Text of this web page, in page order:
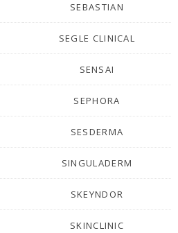
SEBASTIAN
SEGLE CLINICAL
SENSAI
SEPHORA
SESDERMA
SINGULADERM
SKEYNDOR
SKINCLINIC